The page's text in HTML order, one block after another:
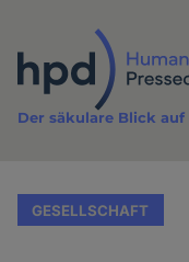
Inhalt
Der säkulare Blick auf
GESELLSCHAFT